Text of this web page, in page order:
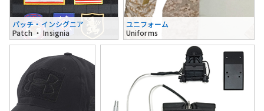
パッチ・インシグニア
Patch ・ Insignia
ユニフォーム
Uniforms